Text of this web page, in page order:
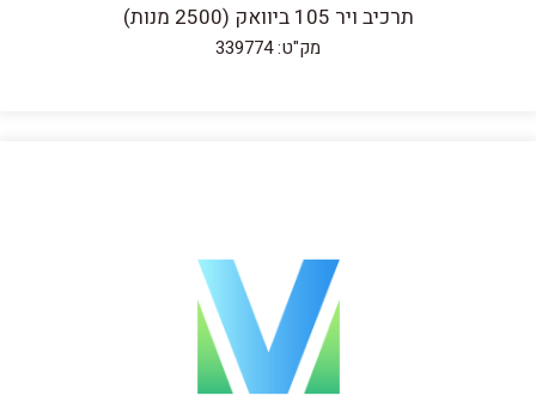
תרכיב ויר 105 ביוואק (2500 מנות)
מק"ט: 339774